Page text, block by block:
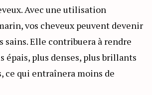
Avec une utilisation
vos cheveux peuvent devenir
sains. Elle contribuera à rendre
épais, plus denses, plus brillants
ce qui entraînera moins de